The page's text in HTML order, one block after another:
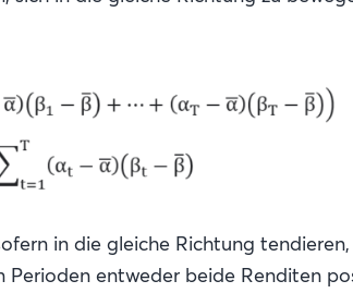
in die gleiche Richtung
Perioden entweder beide Renditen